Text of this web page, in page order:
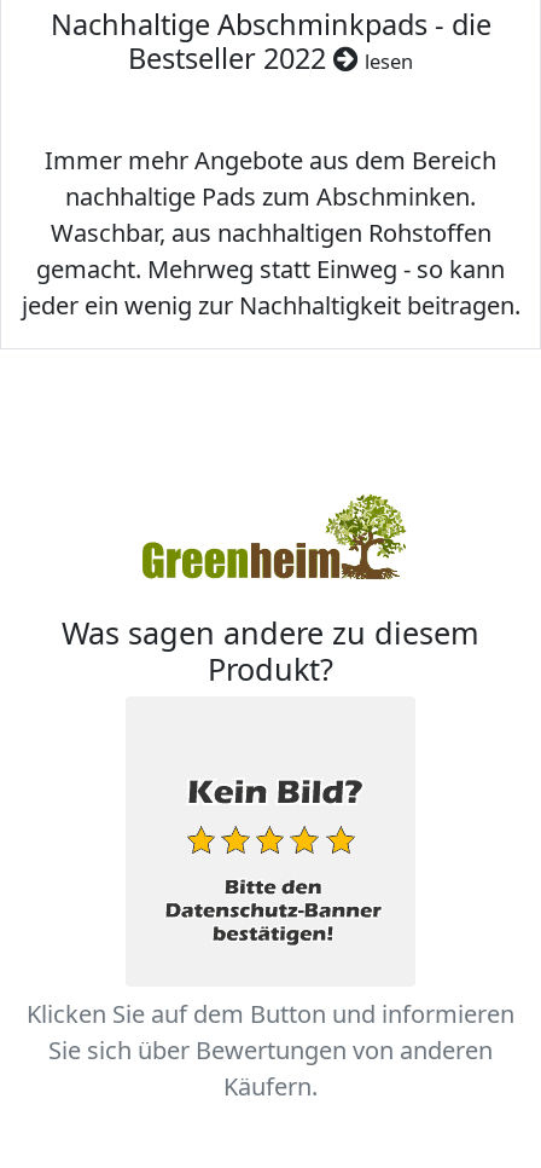
Nachhaltige Abschminkpads - die
Bestseller 2022
lesen
Immer mehr Angebote aus dem Bereich
nachhaltige Pads zum Abschminken.
Waschbar, aus nachhaltigen Rohstoffen
gemacht. Mehrweg statt Einweg - so kann
jeder ein wenig zur Nachhaltigkeit beitragen.
Was sagen andere zu diesem
Produkt?
Klicken Sie auf dem Button und informieren
Sie sich über Bewertungen von anderen
Käufern.